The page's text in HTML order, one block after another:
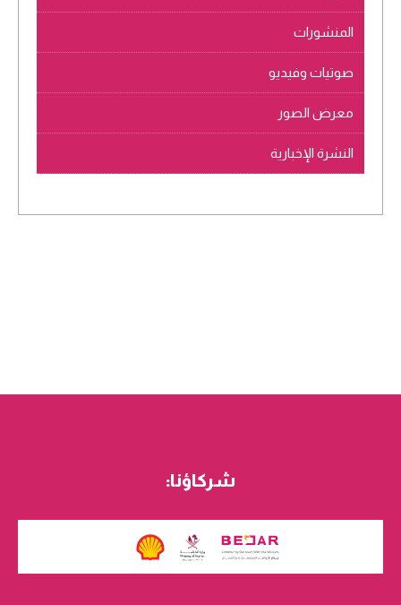
المنشورات
صوتيات وفيديو
معرض الصور
النشرة الإخبارية
شركاؤنا: